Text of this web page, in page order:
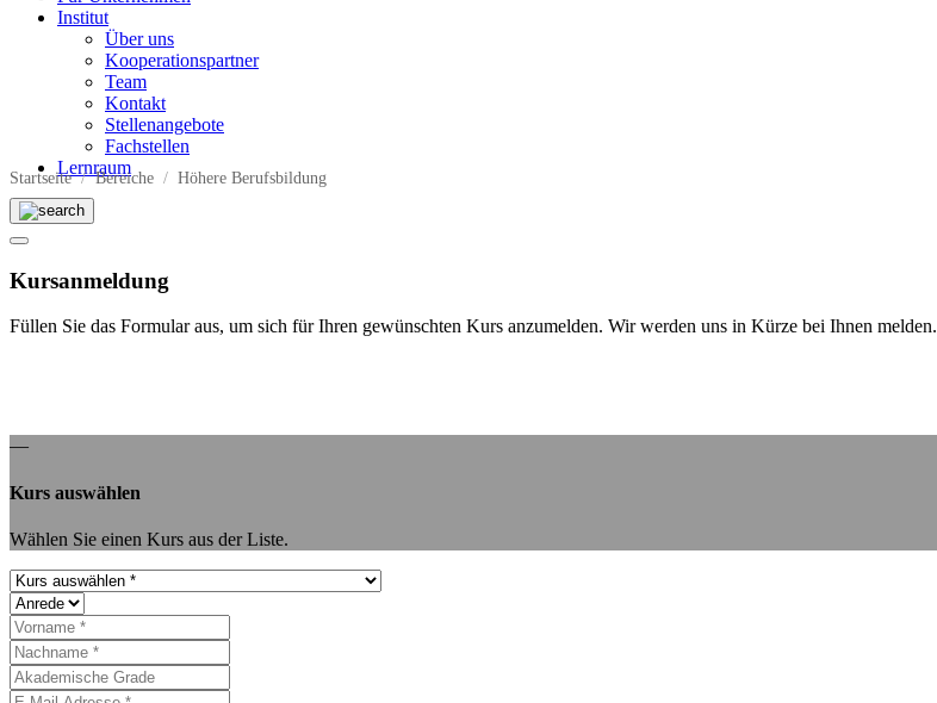
Institut
Über uns
Kooperationspartner
Team
Kontakt
Stellenangebote
Fachstellen
Lernraum
Startseite Bereiche Höhere Berufsbildung
Kursanmeldung
Füllen Sie das Formular aus, um sich für Ihren gewünschten Kurs anzumelden. Wir werden uns in Kürze bei Ihnen melden.
—
Kurs auswählen
Wählen Sie einen Kurs aus der Liste.